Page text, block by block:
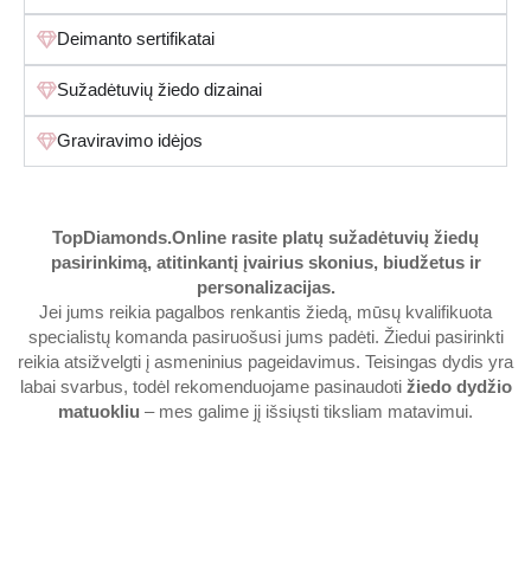
Deimanto sertifikatai
Sužadėtuvių žiedo dizainai
Graviravimo idėjos
TopDiamonds.Online rasite platų sužadėtuvių žiedų
pasirinkimą, atitinkantį įvairius skonius, biudžetus ir
personalizacijas.
Jei jums reikia pagalbos renkantis žiedą, mūsų kvalifikuota
specialistų komanda pasiruošusi jums padėti. Žiedui pasirinkti
reikia atsižvelgti į asmeninius pageidavimus. Teisingas dydis yra
labai svarbus, todėl rekomenduojame pasinaudoti žiedo dydžio
matuokliu – mes galime jį išsiųsti tiksliam matavimui.